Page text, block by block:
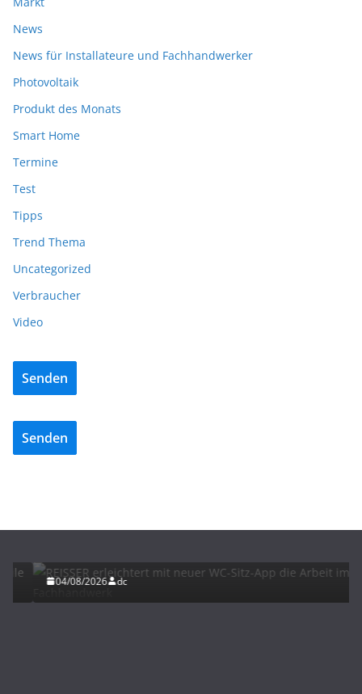
News
News für Installateure und Fachhandwerker
Photovoltaik
Produkt des Monats
Smart Home
Termine
Test
Tipps
Trend Thema
Uncategorized
Verbraucher
Video
Senden
Senden
04/08/2026 dc